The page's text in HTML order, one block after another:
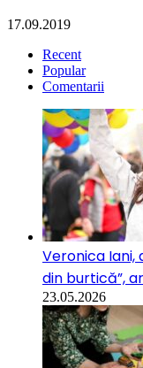
17.09.2019
Recent
Popular
Comentarii
Veronica Iani,
din burtică”,
23.05.2026